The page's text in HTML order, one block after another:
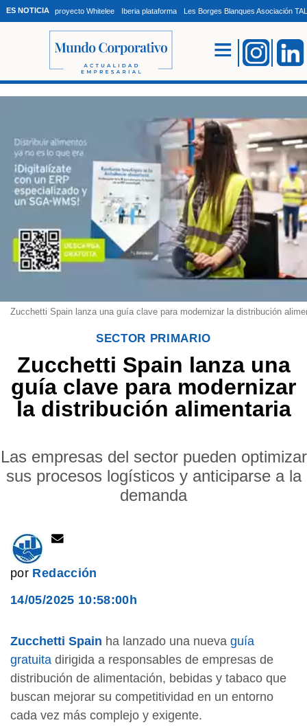
ES NOTICIA proyecto Whitelee Iberia plataforma Les Borges Blanques Asociación
Zucchetti Spain lanza una guía clave para modernizar la distribución
SECTOR PRIMARIO
Zucchetti Spain lanza una
guía clave para modernizar
la distribución alimentaria
Las empresas del sector pueden optimizar
sus procesos logísticos y anticiparse a la
demanda
por Redacción
14/05/2025 10:58:00h
Zucchetti Spain ha lanzado una nueva guía
gratuita dirigida a responsables de empresas de
distribución de alimentación, bebidas y tabaco que
buscan mejorar su competitividad en un entorno
cada vez más complejo y exigente.